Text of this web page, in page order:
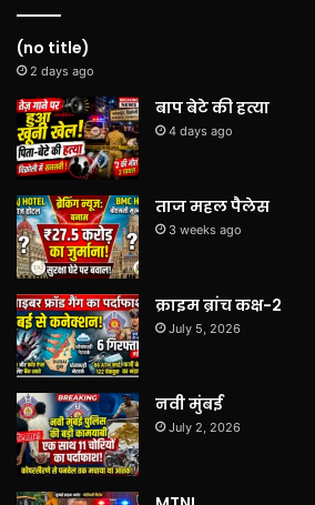
(no title)
2 days ago
बाप बेटे की हत्या
4 days ago
ताज महल पैलेस
3 weeks ago
क्राइम ब्रांच कक्ष-2
July 5, 2026
नवी मुंबई
July 2, 2026